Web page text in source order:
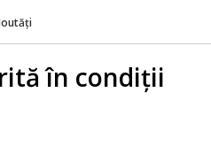
în condiții